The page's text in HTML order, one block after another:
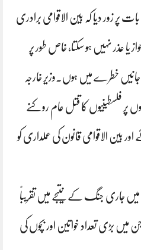
دیا کہ بین الاقوامی برادری
یا عذر نہیں ہو سکتا، خاص طور پر
خطرے میں ہوں۔وزیر خارجہ
پر فلسطینیوں کا قتل عام روکنے
بین الاقوامی قانون کی عملداری کو
اکتوبر 2023 سے غزہ میں جاری جنگ کے نتیجے میں تقریباً
جن میں بڑی تعداد خواتین اور بچوں کی